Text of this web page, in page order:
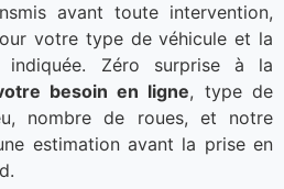
avant toute intervention,
votre type de véhicule et la
indiquée. Zéro surprise à la
besoin en ligne, type de
nombre de roues, et notre
estimation avant la prise en